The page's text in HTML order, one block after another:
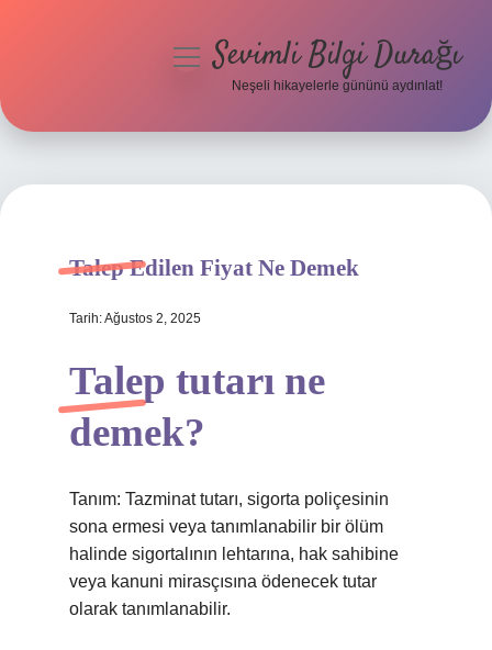
Hakkımızda
menüyüSevimli Bilgi Durağı
Neşeli hikayelerle gününü aydınlat!
Talep Edilen Fiyat Ne Demek
Tarih: Ağustos 2, 2025
Talep tutarı ne
demek?
Tanım: Tazminat tutarı, sigorta poliçesinin
sona ermesi veya tanımlanabilir bir ölüm
halinde sigortalının lehtarına, hak sahibine
veya kanuni mirasçısına ödenecek tutar
olarak tanımlanabilir.